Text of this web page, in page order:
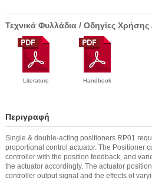
Τεχνικά Φυλλάδια / Οδηγίες Χρήσης
Literature Handbook
Περιγραφή
Single & double-acting positioners RP01
proportional control actuator. The Positioner
controller with the position feedback, and
the actuator accordingly. The actuator
controller output signal and the effects of